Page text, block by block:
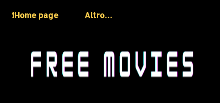
❗️Home page
Altro…